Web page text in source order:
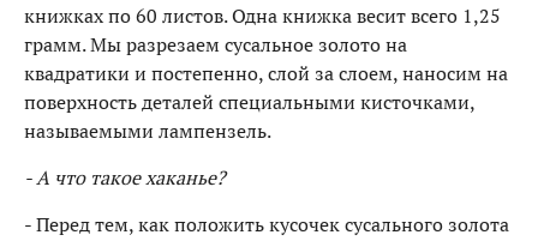
книжках по 60 листов. Одна книжка весит всего 1,25
грамм. Мы разрезаем сусальное золото на
квадратики и постепенно, слой за слоем, наносим на
поверхность деталей специальными кисточками,
называемыми лампензель.
- А что такое хаканье?
- Перед тем, как положить кусочек сусального золота